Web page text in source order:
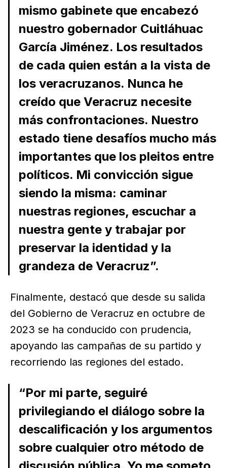
mismo gabinete que encabezó
nuestro gobernador Cuitláhuac
García Jiménez. Los resultados
de cada quien están a la vista de
los veracruzanos. Nunca he
creído que Veracruz necesite
más confrontaciones. Nuestro
estado tiene desafíos mucho más
importantes que los pleitos entre
políticos. Mi convicción sigue
siendo la misma: caminar
nuestras regiones, escuchar a
nuestra gente y trabajar por
preservar la identidad y la
grandeza de Veracruz”.
Finalmente, destacó que desde su salida
del Gobierno de Veracruz en octubre de
2023 se ha conducido con prudencia,
apoyando las campañas de su partido y
recorriendo las regiones del estado.
“Por mi parte, seguiré
privilegiando el diálogo sobre la
descalificación y los argumentos
sobre cualquier otro método de